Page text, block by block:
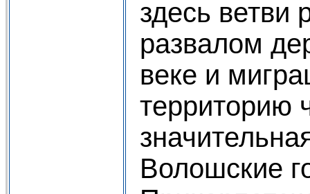
здесь ветви
развалом
веке и
территорию
Волошские